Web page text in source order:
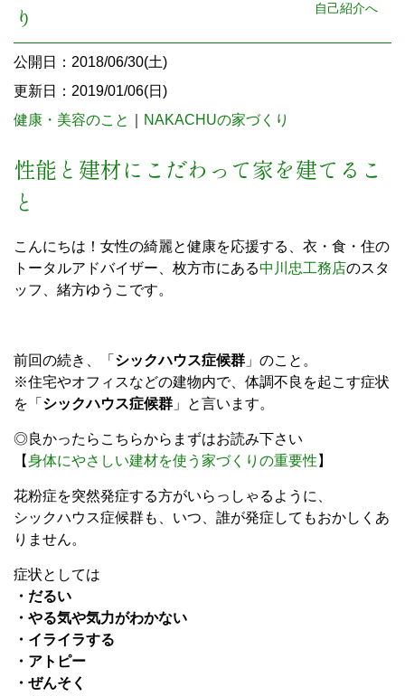
自己紹介へ
り
公開日：2018/06/30(土)
更新日：2019/01/06(日)
健康・美容のこと
NAKACHUの家づくり
性能と建材にこだわって家を建てるこ
と
こんにちは！女性の綺麗と健康を応援する、衣・食・住の
トータルアドバイザー、枚方市にある中川忠工務店のスタ
ッフ、緒方ゆうこです。
前回の続き、「 シックハウス症候群 」のこと。
※住宅やオフィスなどの建物内で、体調不良を起こす症状
を「 シックハウス症候群 」と言います。
◎良かったらこちらからまずはお読み下さい
【身体にやさしい建材を使う家づくりの重要性 】
花粉症を突然発症する方がいらっしゃるように、
シックハウス症候群も、いつ、誰が発症してもおかしくあ
りません。
症状としては
・だるい
・やる気や気力がわかない
・イライラする
・アトピー
・ぜんそく